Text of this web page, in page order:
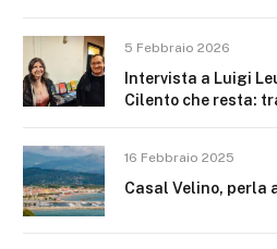
5 Febbraio 2026
Intervista a Luigi
Cilento che resta:
16 Febbraio 2025
Casal Velino, perla